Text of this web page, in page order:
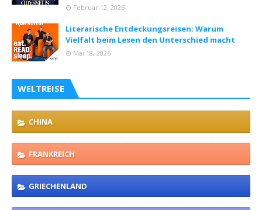
Februar 12, 2026
Literarische Entdeckungsreisen: Warum
Vielfalt beim Lesen den Unterschied macht
Mai 18, 2026
WELTREISE
CHINA
FRANKREICH
GRIECHENLAND